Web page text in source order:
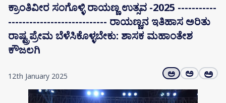
ಕ್ರಾಂತಿವೀರ ಸಂಗೊಳ್ಳಿ ರಾಯಣ್ಣ ಉತ್ಸವ -2025 -----------
---------------------------- ರಾಯಣ್ಣನ ಇತಿಹಾಸ ಅರಿತು
ರಾಷ್ಟ್ರಪ್ರೇಮ ಬೆಳೆಸಿಕೊಳ್ಳಬೇಕು: ಶಾಸಕ ಮಹಾಂತೇಶ
ಕೌಜಲಗಿ
12th January 2025 ಅ ಅ ಅ